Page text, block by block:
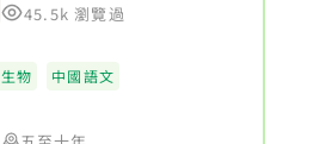
45.5k 瀏覽過
生物 中國語文